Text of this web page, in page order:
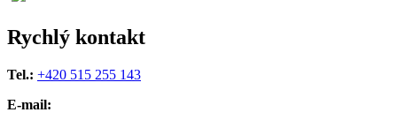
Rychlý kontakt
Tel.: +420 515 255 143
E-mail: